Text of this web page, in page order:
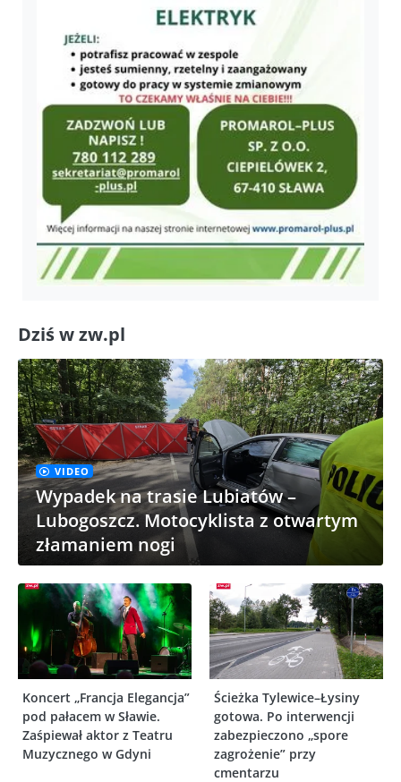
Dziś w zw.pl
VIDEO
Wypadek na trasie Lubiatów –
Lubogoszcz. Motocyklista z otwartym
złamaniem nogi
Koncert „Francja Elegancja”
pod pałacem w Sławie.
Zaśpiewał aktor z Teatru
Muzycznego w Gdyni
Ścieżka Tylewice–Łysiny
gotowa. Po interwencji
zabezpieczono „spore
zagrożenie” przy
cmentarzu